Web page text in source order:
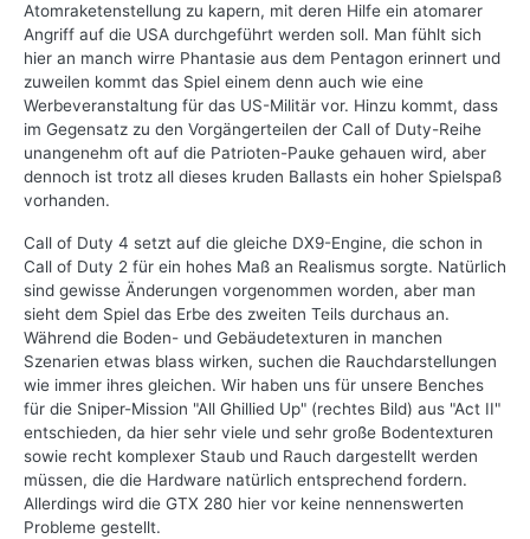
Atomraketenstellung zu kapern, mit deren Hilfe ein atomarer
Angriff auf die USA durchgeführt werden soll. Man fühlt sich
hier an manch wirre Phantasie aus dem Pentagon erinnert und
zuweilen kommt das Spiel einem denn auch wie eine
Werbeveranstaltung für das US-Militär vor. Hinzu kommt, dass
im Gegensatz zu den Vorgängerteilen der Call of Duty-Reihe
unangenehm oft auf die Patrioten-Pauke gehauen wird, aber
dennoch ist trotz all dieses kruden Ballasts ein hoher Spielspaß
vorhanden.
Call of Duty 4 setzt auf die gleiche DX9-Engine, die schon in
Call of Duty 2 für ein hohes Maß an Realismus sorgte. Natürlich
sind gewisse Änderungen vorgenommen worden, aber man
sieht dem Spiel das Erbe des zweiten Teils durchaus an.
Während die Boden- und Gebäudetexturen in manchen
Szenarien etwas blass wirken, suchen die Rauchdarstellungen
wie immer ihres gleichen. Wir haben uns für unsere Benches
für die Sniper-Mission "All Ghillied Up" (rechtes Bild) aus "Act II"
entschieden, da hier sehr viele und sehr große Bodentexturen
sowie recht komplexer Staub und Rauch dargestellt werden
müssen, die die Hardware natürlich entsprechend fordern.
Allerdings wird die GTX 280 hier vor keine nennenswerten
Probleme gestellt.